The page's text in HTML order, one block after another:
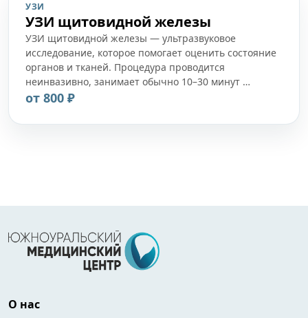
УЗИ
УЗИ щитовидной железы
УЗИ щитовидной железы — ультразвуковое
исследование, которое помогает оценить состояние
органов и тканей. Процедура проводится
неинвазивно, занимает обычно 10–30 минут …
от 800 ₽
О нас